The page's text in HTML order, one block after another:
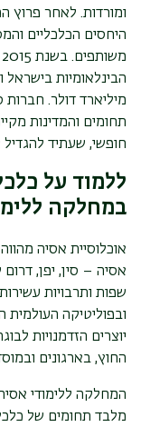
היחסים הכלכליים
הבינלאומיות בישראל
מיליארד דולר. חברות
תחומים והמדינות
חופשי, שעתיד
ללמוד על
במחלקה
אוכלוסיית אסיה
אסיה – סין, יפן,
שפות ותרבויות
ובפוליטיקה העולמית
יוצרים הזדמנויות
החוץ, בארגונים
המחלקה ללימודי
מלבד תחומים של